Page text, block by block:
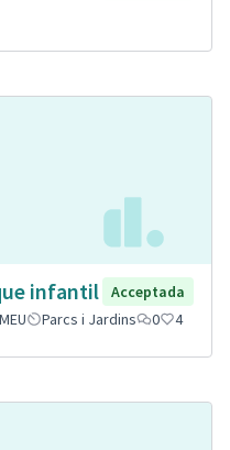
infantil
Acceptada
Parcs i Jardins 0 4